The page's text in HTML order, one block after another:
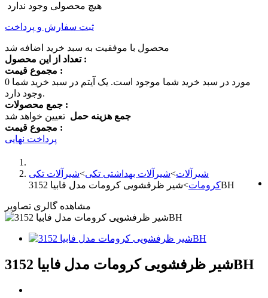
هیچ محصولی وجود ندارد
ثبت سفارش و پرداخت
محصول با موفقیت به سبد خرید اضافه شد
تعداد از این محصول :
مجموع قیمت :
0
مورد در سبد خرید شما موجود است. یک آیتم در سبد خرید شما
وجود دارد.
جمع محصولات :
جمع هزینه حمل تعیین خواهد شد
مجموع قیمت :
پرداخت نهایی
شیرآلات>شیرآلات بهداشتی تکی>شیرآلات تکی
کرومات> شیر ظرفشویی کرومات مدل فابیا 3152BH
مشاهده گالری تصاویر
شیر ظرفشویی کرومات مدل فابیا 3152BH